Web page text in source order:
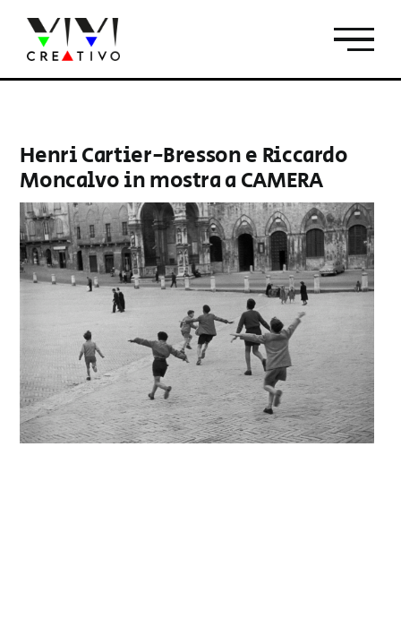
contenuto
Henri Cartier-Bresson e Riccardo
Moncalvo in mostra a CAMERA